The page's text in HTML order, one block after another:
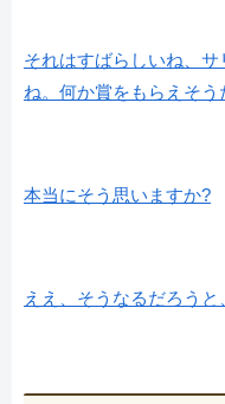
それはすばらしいね、
ね。何か賞をもらえそう
本当にそう思いますか?
ええ、そうなるだろうと